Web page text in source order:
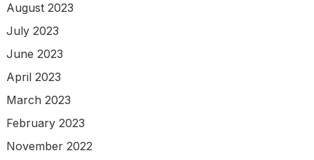
August 2023
July 2023
June 2023
April 2023
March 2023
February 2023
November 2022